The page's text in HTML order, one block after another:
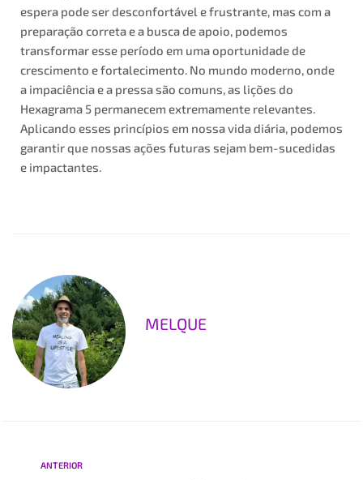
espera pode ser desconfortável e frustrante, mas com a
preparação correta e a busca de apoio, podemos
transformar esse período em uma oportunidade de
crescimento e fortalecimento. No mundo moderno, onde
a impaciência e a pressa são comuns, as lições do
Hexagrama 5 permanecem extremamente relevantes.
Aplicando esses princípios em nossa vida diária, podemos
garantir que nossas ações futuras sejam bem-sucedidas
e impactantes.
MELQUE
ANTERIOR